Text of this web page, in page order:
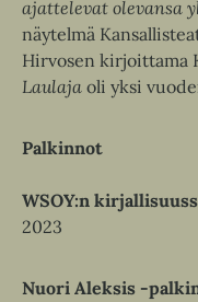
ajattelevat olevansa
näytelmä
Hirvosen kirjoittama
Laulaja oli yksi
Palkinnot
WSOY:n
2023
Nuori Aleksis -